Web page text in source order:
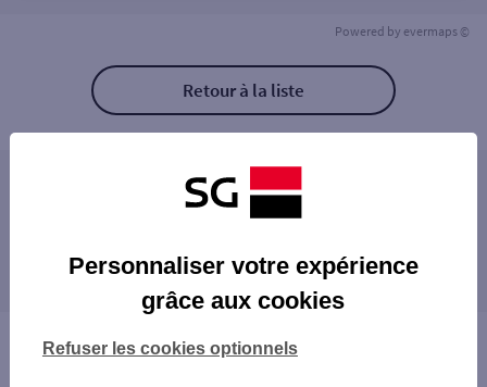
Powered by evermaps ©
Retour à la liste
Les agences SG PRO à proximité
proximité
Vous êtes ici : Accueil
Personnaliser votre expérience
grâce aux cookies
Refuser les cookies optionnels